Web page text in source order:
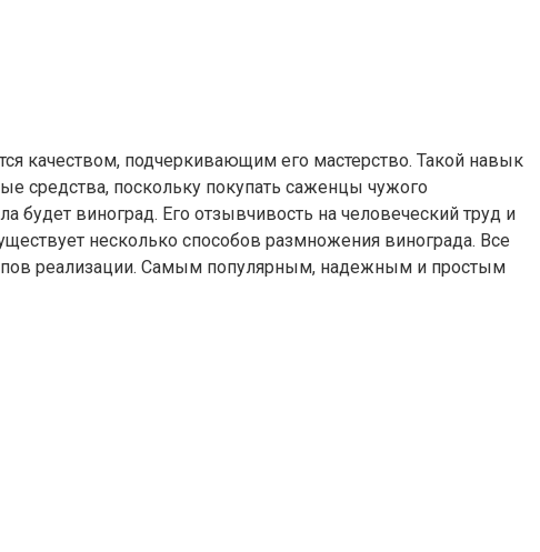
качеством, подчеркивающим его мастерство. Такой навык
средства, поскольку покупать саженцы чужого
будет виноград. Его отзывчивость на человеческий труд и
несколько способов размножения винограда. Все
реализации. Самым популярным, надежным и простым